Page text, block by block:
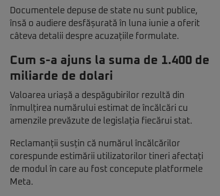
Documentele depuse de state nu sunt publice,
însă o audiere desfășurată în luna iunie a oferit
câteva detalii despre acuzațiile formulate.
Cum s-a ajuns la suma de 1.400 de
miliarde de dolari
Valoarea uriașă a despăgubirilor rezultă din
înmulțirea numărului estimat de încălcări cu
amenzile prevăzute de legislația fiecărui stat.
Reclamanții susțin că numărul încălcărilor
corespunde estimării utilizatorilor tineri afectați
de modul în care au fost concepute platformele
Meta.